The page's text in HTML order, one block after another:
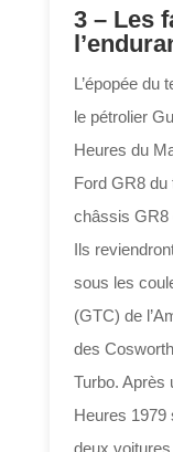
3 – Les
L’épopée du
le pétrolier
Heures du
Ford GR8
châssis GR8
Ils
sous les
(GTC) de
des
Turbo. Après
Heures 1979